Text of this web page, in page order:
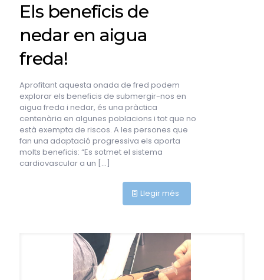
Els beneficis de
nedar en aigua
freda!
Aprofitant aquesta onada de fred podem
explorar els beneficis de submergir-nos en
aigua freda i nedar, és una pràctica
centenària en algunes poblacions i tot que no
està exempta de riscos. A les persones que
fan una adaptació progressiva els aporta
molts beneficis: “Es sotmet el sistema
cardiovascular a un […]
Llegir més